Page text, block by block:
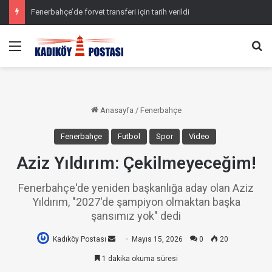
Fenerbahçe’de forvet transferi için tarih verildi
Menü
Anasayfa / Fenerbahçe
Fenerbahçe Futbol Spor Video
Aziz Yıldırım: Çekilmeyeceğim!
Fenerbahçe'de yeniden başkanlığa aday olan Aziz
Yıldırım, "2027'de şampiyon olmaktan başka
şansımız yok" dedi
Kadıköy Postası
Bir
e-
Mayıs 15, 2026 0 20
1 dakika okuma süresi